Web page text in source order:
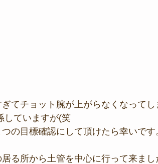
てチョット腕が上がらなくなってし
していますが(笑
の目標確認にして頂けたら幸いです
る所から土管を中心に行って来まし